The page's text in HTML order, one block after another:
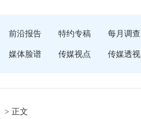
前沿报告 特约专稿 每月调查
媒体脸谱 传媒视点 传媒透视
> 正文